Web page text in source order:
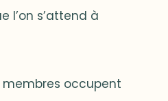
l’on s’attend à
membres occupent